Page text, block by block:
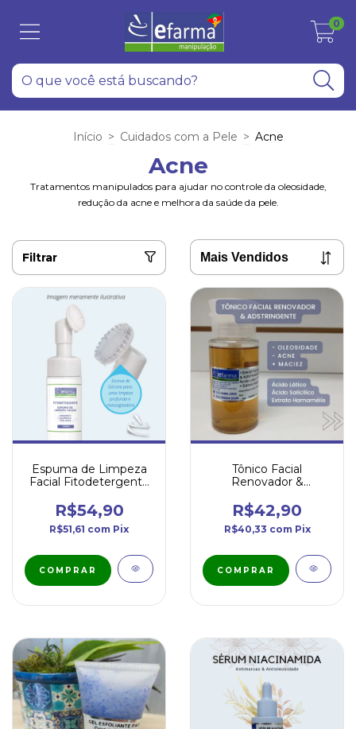
0
Início > Cuidados com a Pele > Acne
Acne
Tratamentos manipulados para ajudar no controle da oleosidade,
redução da acne e melhora da saúde da pele.
Filtrar
Espuma de Limpeza
Facial Fitodetergente
R$54,90
R$51,61 com Pix
Tônico Facial
Renovador &
R$42,90
R$40,33 com Pix